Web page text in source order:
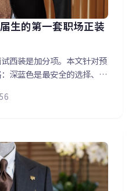
生的第一套职场正装
西装是加分项。本文针对预
深蓝色是最安全的选择、修
装袖口的标签一定要拆、